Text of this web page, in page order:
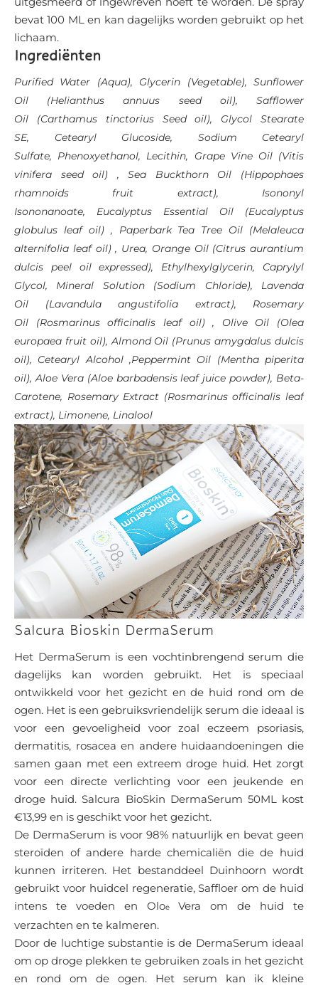
bevat 100 ML en kan dagelijks worden gebruikt op het
lichaam.
Ingrediënten
Purified Water (Aqua), Glycerin (Vegetable),Sunflower
Oil (Helianthus annuus seed oil), Safflower
Oil (Carthamus tinctorius Seed oil), Glycol Stearate
SE, Cetearyl Glucoside, Sodium Cetearyl
Sulfate, Phenoxyethanol, Lecithin, Grape Vine Oil(Vitis
vinifera seed oil) ,Sea Buckthorn Oil (Hippophaes
rhamnoids fruit extract), Isononyl
Isononanoate, Eucalyptus Essential Oil (Eucalyptus
globulus leaf oil) , Paperbark Tea Tree Oil (Melaleuca
alternifolia leaf oil) , Urea, Orange Oil(Citrus aurantium
dulcis peel oil expressed), Ethylhexylglycerin, Caprylyl
Glycol, Mineral Solution (Sodium Chloride), Lavenda
Oil (Lavandula angustifolia extract), Rosemary
Oil (Rosmarinus officinalis leaf oil) , Olive Oil (Olea
europaea fruit oil),Almond Oil (Prunus amygdalus dulcis
oil), Cetearyl Alcohol,Peppermint Oil (Mentha piperita
oil),Aloe Vera(Aloe barbadensis leaf juice powder), Beta-
Carotene, Rosemary Extract (Rosmarinus officinalis leaf
extract), Limonene, Linalool
Salcura Bioskin DermaSerum
Het DermaSerum is een vochtinbrengend serum die
dagelijks kan worden gebruikt. Het is speciaal
ontwikkeld voor het gezicht en de huid rond om de
ogen. Het is een gebruiksvriendelijk serum die ideaal is
voor een gevoeligheid voor zoal eczeem psoriasis,
dermatitis, rosacea en andere huidaandoeningen die
samen gaan met een extreem droge huid. Het zorgt
voor een directe verlichting voor een jeukende en
droge huid. Salcura BioSkin DermaSerum 50ML kost
€13,99 en is geschikt voor het gezicht.
De DermaSerum is voor 98% natuurlijk en bevat geen
steroïden of andere harde chemicaliën die de huid
kunnen irriteren. Het bestanddeel Duinhoorn wordt
gebruikt voor huidcel regeneratie, Saffloer om de huid
intens te voeden en OloëVera om de huid te
verzachten en te kalmeren.
Door de luchtige substantie is de DermaSerum ideaal
om op droge plekken te gebruiken zoals in het gezicht
en rond om de ogen. Het serum kan ik kleine